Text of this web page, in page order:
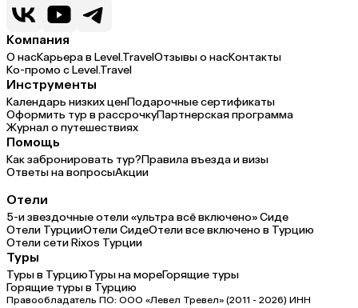
Компания
О насКарьера в Level.TravelОтзывы о насКонтакты
Ко-промо с Level.Travel
Инструменты
Календарь низких ценПодарочные сертификаты
Оформить тур в рассрочкуПартнерская программа
Журнал о путешествиях
Помощь
Как забронировать тур?Правила въезда и визы
Ответы на вопросыАкции
Отели
5-и звездочные отели «ультра всё включено» Сиде
Отели ТурцииОтели СидеОтели все включено в Турцию
Отели сети Rixos Турции
Туры
Туры в ТурциюТуры на мореГорящие туры
Горящие туры в Турцию
Правообладатель ПО: ООО «Левел Тревел» (2011 - 2026) ИНН